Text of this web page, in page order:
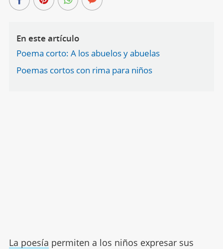
En este artículo
Poema corto: A los abuelos y abuelas
Poemas cortos con rima para niños
La poesía permiten a los niños expresar sus